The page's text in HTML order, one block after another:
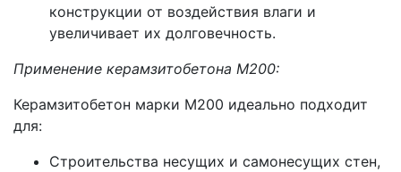
конструкции от воздействия влаги и
увеличивает их долговечность.
Применение керамзитобетона М200:
Керамзитобетон марки М200 идеально подходит
для:
Строительства несущих и самонесущих стен,